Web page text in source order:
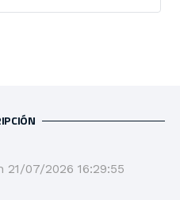
07/2026 16:29:55